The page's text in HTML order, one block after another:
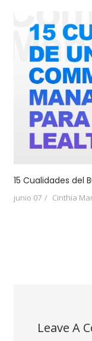
15 Cualidades del
junio 07 Cinthia
Leave A